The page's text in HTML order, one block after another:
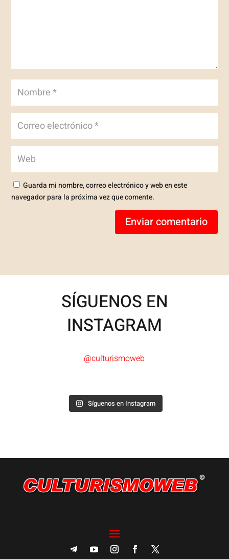
Guarda mi nombre, correo electrónico y web en este
navegador para la próxima vez que comente.
Enviar comentario
SÍGUENOS EN
INSTAGRAM
@culturismoweb
Síguenos en Instagram